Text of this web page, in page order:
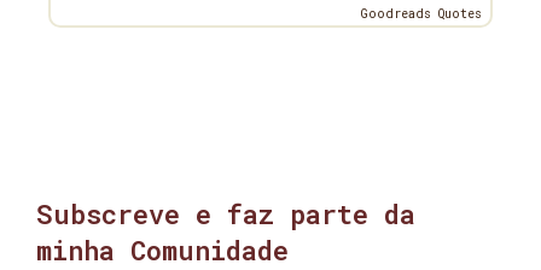
Goodreads Quotes
Subscreve e faz parte da
minha Comunidade